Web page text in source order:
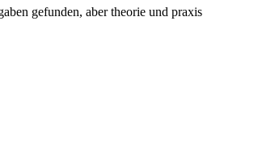
gefunden, aber theorie und praxis